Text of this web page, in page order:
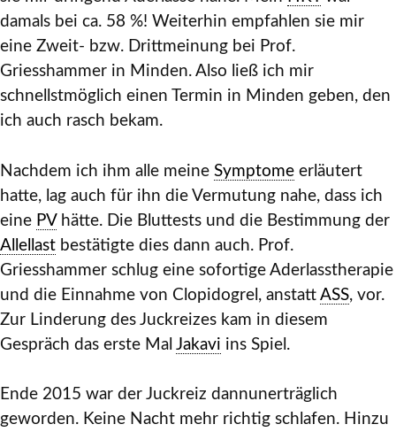
damals bei ca. 58 %! Weiterhin empfahlen sie mir
eine Zweit- bzw. Drittmeinung bei Prof.
Griesshammer in Minden. Also ließ ich mir
schnellstmöglich einen Termin in Minden geben, den
ich auch rasch bekam.
Nachdem ich ihm alle meine Symptome erläutert
hatte, lag auch für ihn die Vermutung nahe, dass ich
eine PVhätte. Die Bluttests und die Bestimmung der
Allellast bestätigte dies dann auch. Prof.
Griesshammer schlug eine sofortige Aderlasstherapie
und die Einnahme von Clopidogrel, anstatt ASS, vor.
Zur Linderung des Juckreizes kam in diesem
Gespräch das erste Mal Jakavi ins Spiel.
Ende 2015 war der Juckreiz dannunerträglich
geworden. Keine Nacht mehr richtig schlafen. Hinzu